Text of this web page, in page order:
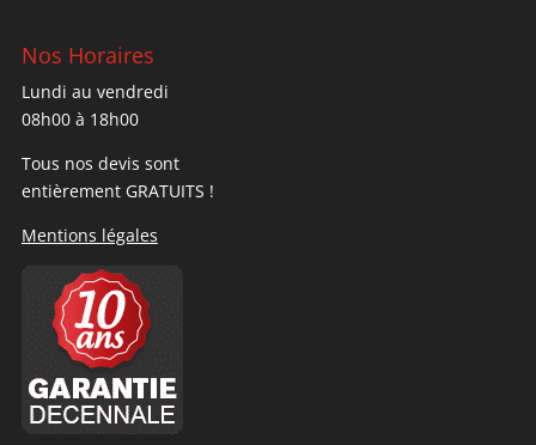
Nos Horaires
Lundi au vendredi
08h00 à 18h00
Tous nos devis sont
entièrement GRATUITS !
Mentions légales